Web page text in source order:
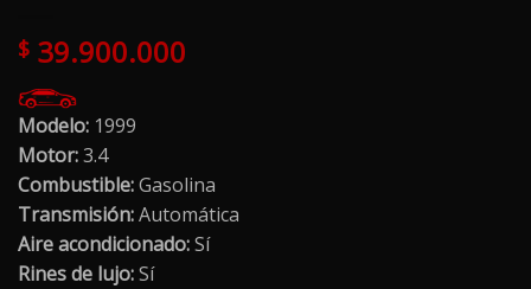
$ 39.900.000
Modelo: 1999
Motor:3.4
Combustible:Gasolina
Transmisión:Automática
Aire acondicionado:Sí
Rines de lujo:Sí